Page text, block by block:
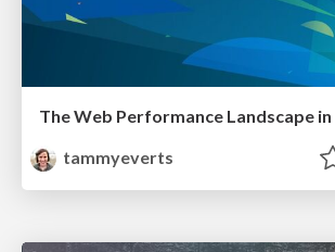
tammyeverts